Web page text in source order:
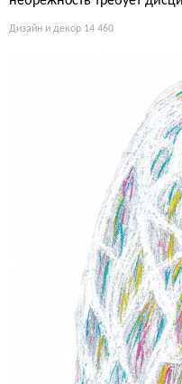
Дизайн и декор 14 460